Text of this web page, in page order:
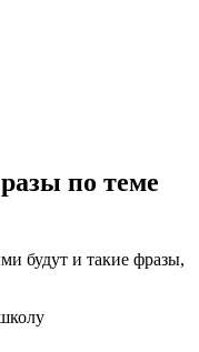
по теме
будут и такие фразы,